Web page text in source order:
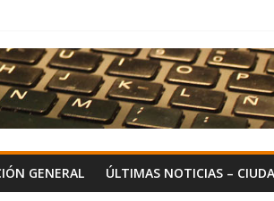
GENERAL ÚLTIMAS NOTICIAS –